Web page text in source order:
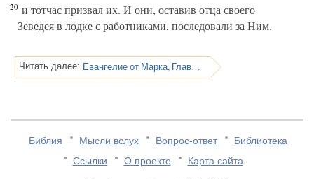
20 и тотчас призвал их. И они, оставив отца своего
Зеведея в лодке с работниками, последовали за Ним.
Читать далее: Евангелие от Марка, Глава 1
Библия Мысли вслух Вопрос-ответ
Библиотека
Ссылки
О проекте Карта сайта